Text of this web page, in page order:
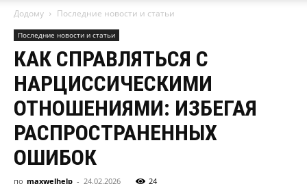
Додому Последние новости и статьи
Последние новости и статьи
КАК СПРАВЛЯТЬСЯ С
НАРЦИССИЧЕСКИМИ
ОТНОШЕНИЯМИ: ИЗБЕГАЯ
РАСПРОСТРАНЕННЫХ
ОШИБОК
по maxwelhelp - 24.02.2026 24